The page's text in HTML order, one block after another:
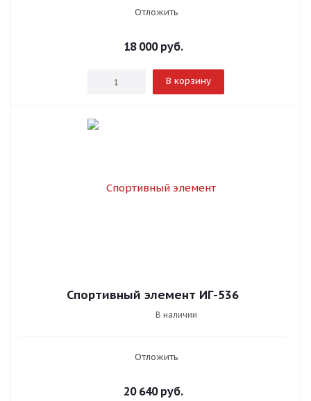
Отложить
18 000руб.
В корзину
Спортивный элемент ИГ-536
В наличии
Отложить
20 640руб.